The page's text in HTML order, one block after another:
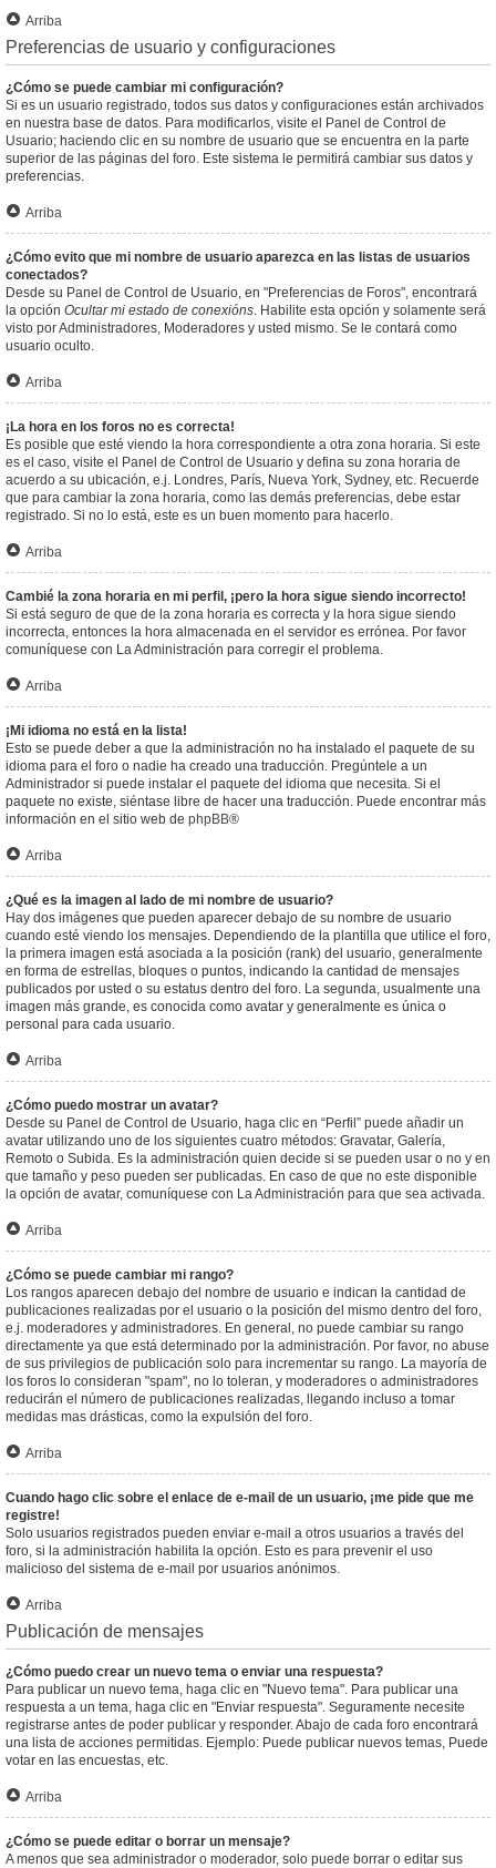
Arriba
Preferencias de usuario y configuraciones
¿Cómo se puede cambiar mi configuración?
Si es un usuario registrado, todos sus datos y configuraciones están archivados
en nuestra base de datos. Para modificarlos, visite el Panel de Control de
Usuario; haciendo clic en su nombre de usuario que se encuentra en la parte
superior de las páginas del foro. Este sistema le permitirá cambiar sus datos y
preferencias.
Arriba
¿Cómo evito que mi nombre de usuario aparezca en las listas de usuarios
conectados?
Desde su Panel de Control de Usuario, en "Preferencias de Foros", encontrará
la opción Ocultar mi estado de conexións. Habilite esta opción y solamente será
visto por Administradores, Moderadores y usted mismo. Se le contará como
usuario oculto.
Arriba
¡La hora en los foros no es correcta!
Es posible que esté viendo la hora correspondiente a otra zona horaria. Si este
es el caso, visite el Panel de Control de Usuario y defina su zona horaria de
acuerdo a su ubicación, e.j. Londres, París, Nueva York, Sydney, etc. Recuerde
que para cambiar la zona horaria, como las demás preferencias, debe estar
registrado. Si no lo está, este es un buen momento para hacerlo.
Arriba
Cambié la zona horaria en mi perfil, ¡pero la hora sigue siendo incorrecto!
Si está seguro de que de la zona horaria es correcta y la hora sigue siendo
incorrecta, entonces la hora almacenada en el servidor es errónea. Por favor
comuníquese con La Administración para corregir el problema.
Arriba
¡Mi idioma no está en la lista!
Esto se puede deber a que la administración no ha instalado el paquete de su
idioma para el foro o nadie ha creado una traducción. Pregúntele a un
Administrador si puede instalar el paquete del idioma que necesita. Si el
paquete no existe, siéntase libre de hacer una traducción. Puede encontrar más
información en el sitio web de phpBB®
Arriba
¿Qué es la imagen al lado de mi nombre de usuario?
Hay dos imágenes que pueden aparecer debajo de su nombre de usuario
cuando esté viendo los mensajes. Dependiendo de la plantilla que utilice el foro,
la primera imagen está asociada a la posición (rank) del usuario, generalmente
en forma de estrellas, bloques o puntos, indicando la cantidad de mensajes
publicados por usted o su estatus dentro del foro. La segunda, usualmente una
imagen más grande, es conocida como avatar y generalmente es única o
personal para cada usuario.
Arriba
¿Cómo puedo mostrar un avatar?
Desde su Panel de Control de Usuario, haga clic en “Perfil” puede añadir un
avatar utilizando uno de los siguientes cuatro métodos: Gravatar, Galería,
Remoto o Subida. Es la administración quien decide si se pueden usar o no y en
que tamaño y peso pueden ser publicadas. En caso de que no este disponible
la opción de avatar, comuníquese con La Administración para que sea activada.
Arriba
¿Cómo se puede cambiar mi rango?
Los rangos aparecen debajo del nombre de usuario e indican la cantidad de
publicaciones realizadas por el usuario o la posición del mismo dentro del foro,
e.j. moderadores y administradores. En general, no puede cambiar su rango
directamente ya que está determinado por la administración. Por favor, no abuse
de sus privilegios de publicación solo para incrementar su rango. La mayoría de
los foros lo consideran "spam", no lo toleran, y moderadores o administradores
reducirán el número de publicaciones realizadas, llegando incluso a tomar
medidas mas drásticas, como la expulsión del foro.
Arriba
Cuando hago clic sobre el enlace de e-mail de un usuario, ¡me pide que me
registre!
Solo usuarios registrados pueden enviar e-mail a otros usuarios a través del
foro, si la administración habilita la opción. Esto es para prevenir el uso
malicioso del sistema de e-mail por usuarios anónimos.
Arriba
Publicación de mensajes
¿Cómo puedo crear un nuevo tema o enviar una respuesta?
Para publicar un nuevo tema, haga clic en "Nuevo tema". Para publicar una
respuesta a un tema, haga clic en "Enviar respuesta". Seguramente necesite
registrarse antes de poder publicar y responder. Abajo de cada foro encontrará
una lista de acciones permitidas. Ejemplo: Puede publicar nuevos temas, Puede
votar en las encuestas, etc.
Arriba
¿Cómo se puede editar o borrar un mensaje?
A menos que sea administrador o moderador, solo puede borrar o editar sus